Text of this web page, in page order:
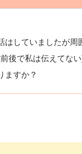
はしていましたが周
後で私は伝えてな
ますか？